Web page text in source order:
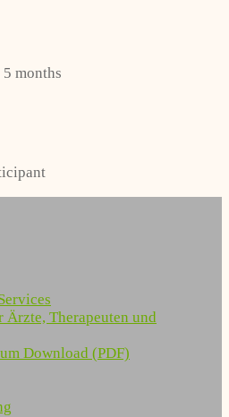
months
Therapeuten und
Download (PDF)